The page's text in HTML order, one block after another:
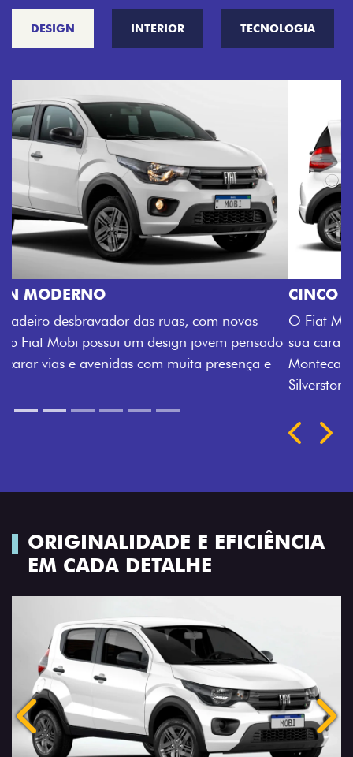
DESIGN INTERIOR TECNOLOGIA
CINCO OPÇÕES DE CORES
O Fiat Mobi tem sempre uma opção de cor que é a
sua cara. Escolha entre o Preto Vulcano, Vermelho
Montecarlo, Branco Banchisa, Prata Bari e Cinza
ORIGINALIDADE E EFICIÊNCIA
EM CADA DETALHE
Anterior